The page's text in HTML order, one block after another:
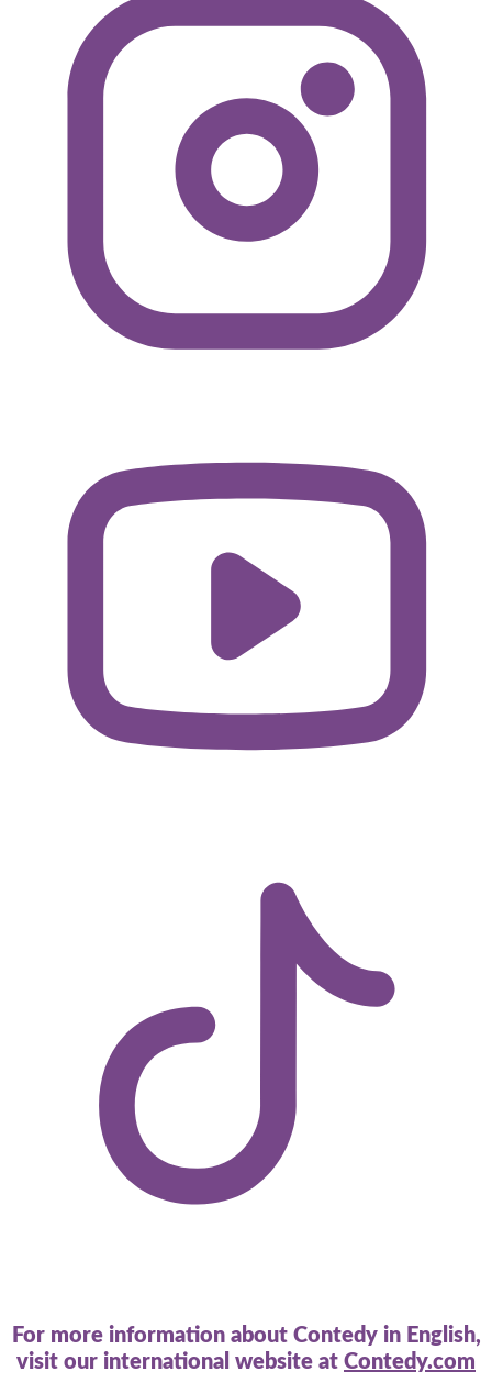
For more information about Contedy in English,
visit our international website at Contedy.com